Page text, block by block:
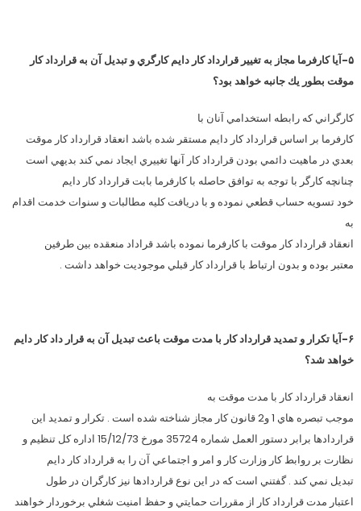
۵-آيا كارفرما مجاز به تغيير قرارداد كار دايم كارگري و تبديل آن به قرارداد كار
موقت بطور يك جانبه خواهد بود؟
كارگراني كه رابطه استخدامي آنان با
كارفرما بر اساس قرارداد كار دايم مستقر شده باشد انعقاد قرارداد كار موقت
بعدي در ماهيت دائمي بودن قرارداد كار آنها تغييري ايجاد نمي كند بديهي است
چنانچه كارگر با توجه به توافق حاصله با كارفرما بابت قرارداد كار دايم
خود تسويه حساب قطعي نموده و با دريافت كليه مطالبات و سنوات خدمت اقدام
به
انعقاد قرارداد كار موقت با كارفرما نموده باشد قراداد منعقده بين طرفين
معتبر بوده و بدون ارتباط با قرارداد كار قبلي موجوديت خواهد داشت .
۶-آيا تكرار و تمديد قرارداد كار با مدت موقت باعث تبديل آن به قرار داد كار دايم
خواهد شد؟
انعقاد قرارداد كار با مدت موقت به
موجب تبصره هاي 1 و2 قانون كار مجاز شناخته شده است . تكرار و تمديد اين
قراردادها برابر دستور العمل شماره 35724 مورخ 15/12/73 اداره كل تنظيم و
نظارت بر روابط كار وزارت كار و امر و اجتماعي آن را به قرارداد كار دايم
تبديل نمي كند . گفتني است كه در اين نوع قراردادها نيز كارگران در طول
اعتبار مدت قرارداد كار از مقررات حمايتي و حفظ امنيت شغلي برخوردار خواهند